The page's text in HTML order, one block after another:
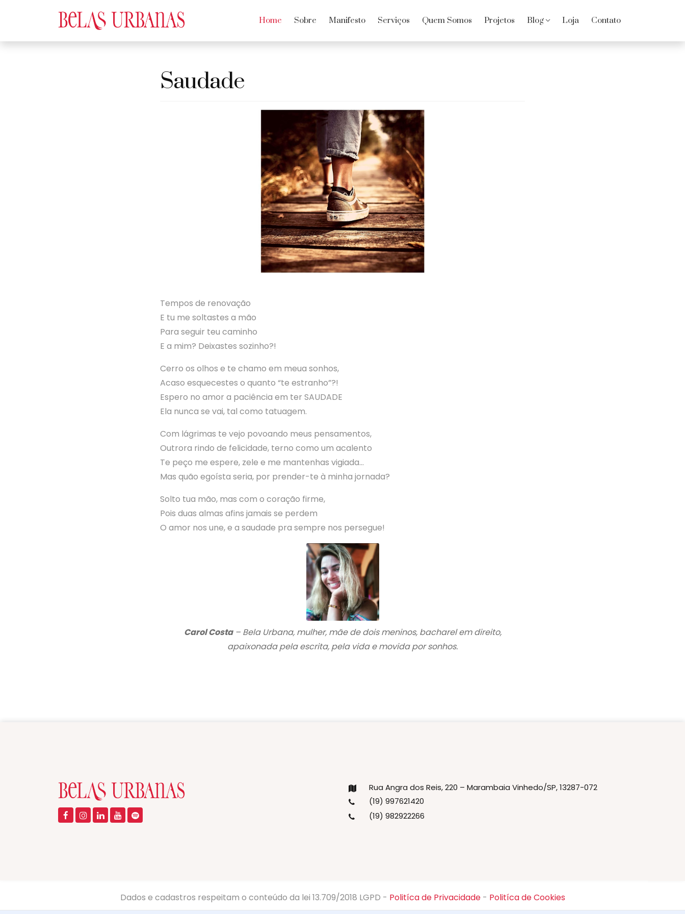
Home Sobre Manifesto Serviços Quem Somos Projetos Blog Loja Contato
Saudade
Tempos de renovação
E tu me soltastes a mão
Para seguir teu caminho
E a mim? Deixastes sozinho?!
Cerro os olhos e te chamo em meua sonhos,
Acaso esquecestes o quanto “te estranho”?!
Espero no amor a paciência em ter SAUDADE
Ela nunca se vai, tal como tatuagem.
Com lágrimas te vejo povoando meus pensamentos,
Outrora rindo de felicidade, terno como um acalento
Te peço me espere, zele e me mantenhas vigiada…
Mas quão egoísta seria, por prender-te à minha jornada?
Solto tua mão, mas com o coração firme,
Pois duas almas afins jamais se perdem
O amor nos une, e a saudade pra sempre nos persegue!
Carol Costa– Bela Urbana, mulher, mãe de dois meninos, bacharel em direito,
apaixonada pela escrita, pela vida e movida por sonhos.
Rua Angra dos Reis, 220 – Marambaia Vinhedo/SP, 13287-072
(19) 997621420
(19) 982922266
Dados e cadastros respeitam o conteúdo da lei 13.709/2018 LGPD - Politíca de Privacidade- Politíca de Cookies